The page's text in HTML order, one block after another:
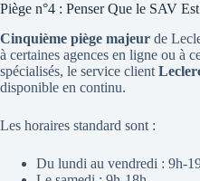
Piège n°4 : Penser Que le SAV
Cinquième piège majeur de
à certaines agences en ligne ou à
spécialisés, le service client
disponible en continu.
Les horaires standard sont :
Du lundi au vendredi : 9h-